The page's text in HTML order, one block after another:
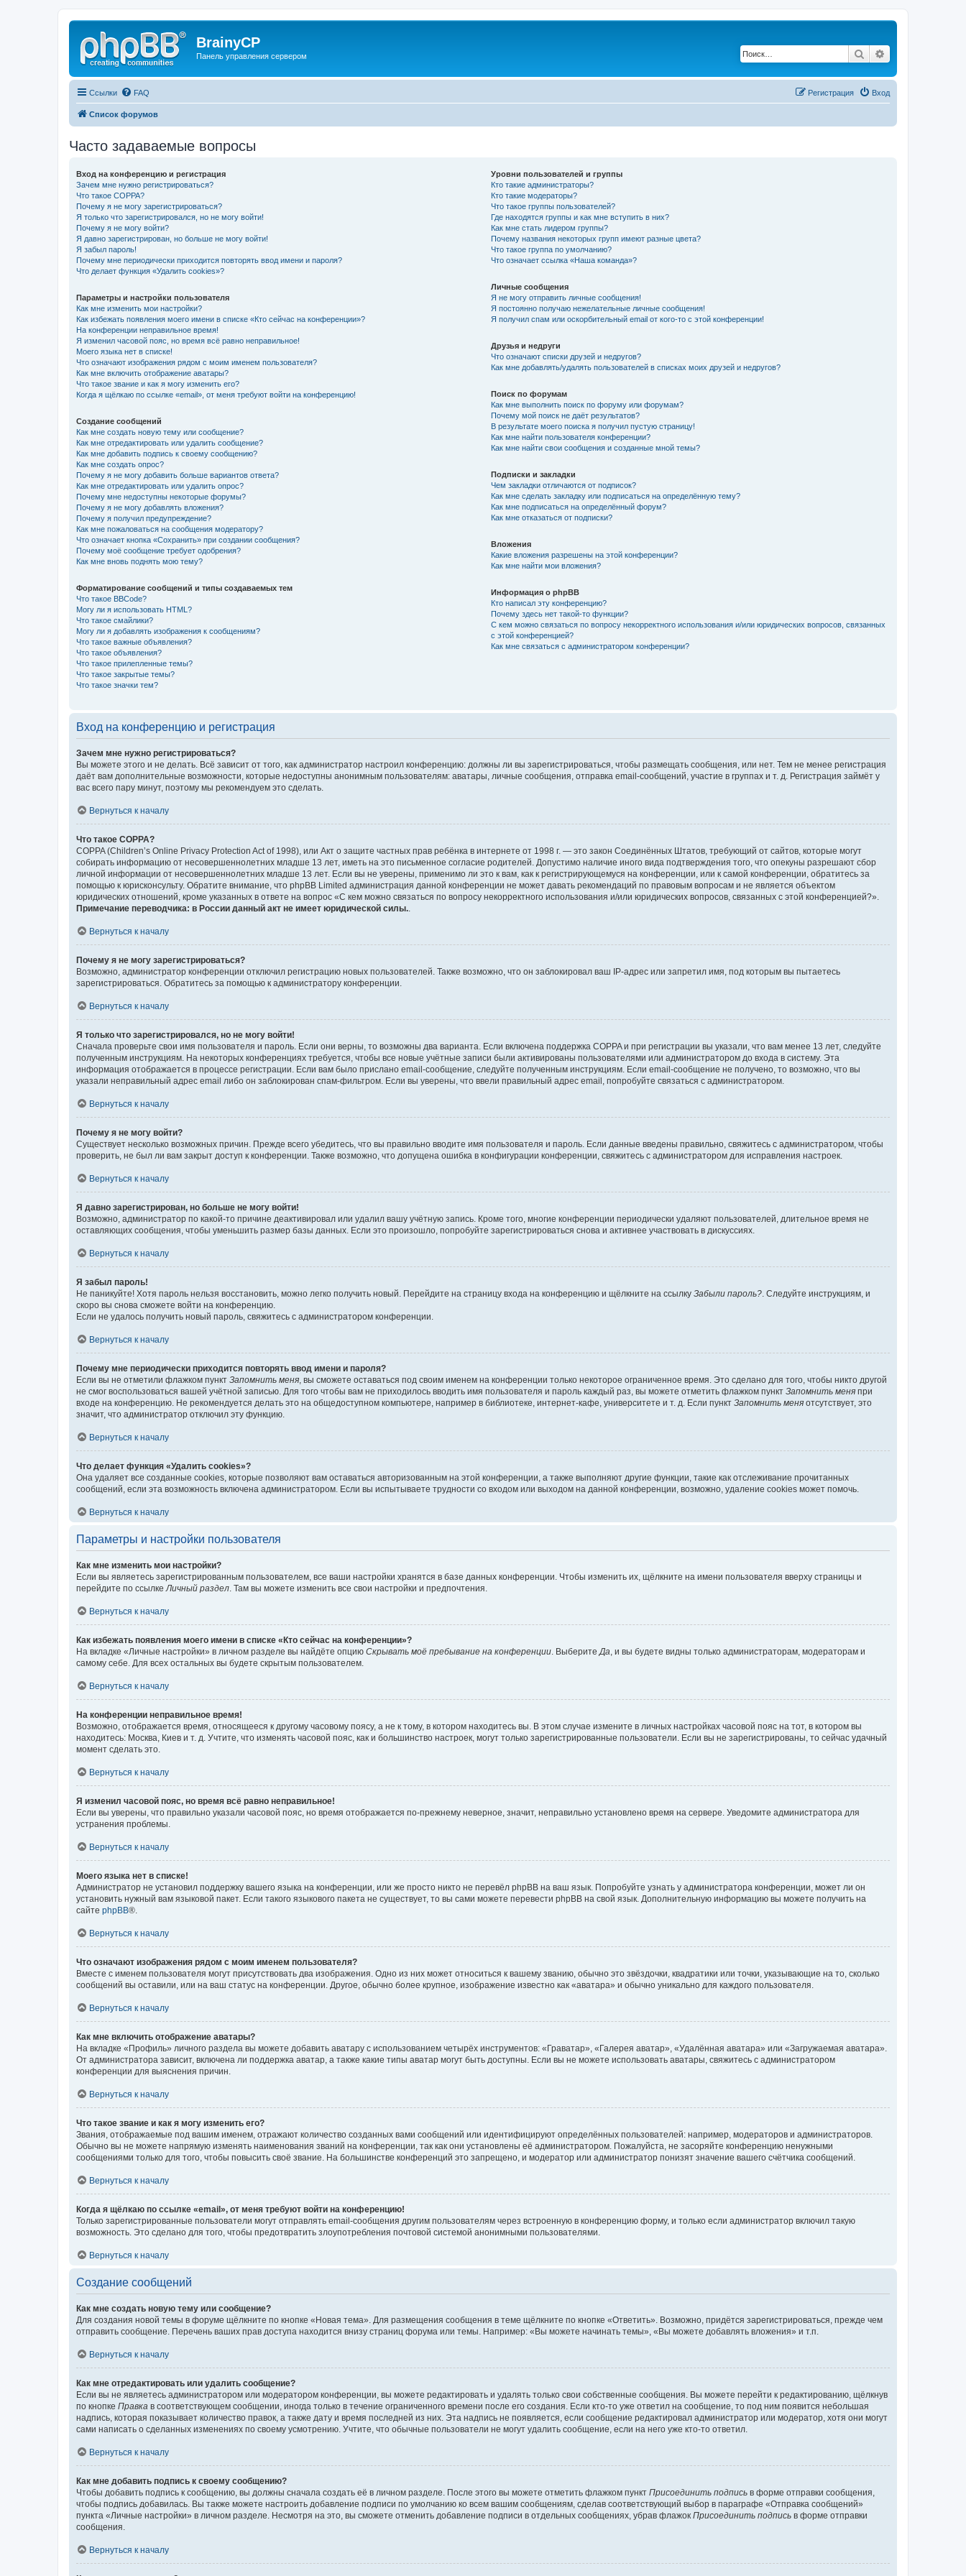
BrainyCP
Панель управления сервером Поиск
Ссылки FAQ Вход
Регистрация
Список форумов
Часто задаваемые вопросы
Вход на конференцию и регистрация
Зачем мне нужно регистрироваться?
Что такое COPPA?
Почему я не могу зарегистрироваться?
Я только что зарегистрировался, но не могу войти!
Почему я не могу войти?
Я давно зарегистрирован, но больше не могу войти!
Я забыл пароль!
Почему мне периодически приходится повторять ввод имени и пароля?
Что делает функция «Удалить cookies»?
Параметры и настройки пользователя
Как мне изменить мои настройки?
Как избежать появления моего имени в списке «Кто сейчас на конференции»?
На конференции неправильное время!
Я изменил часовой пояс, но время всё равно неправильное!
Моего языка нет в списке!
Что означают изображения рядом с моим именем пользователя?
Как мне включить отображение аватары?
Что такое звание и как я могу изменить его?
Когда я щёлкаю по ссылке «email», от меня требуют войти на конференцию!
Создание сообщений
Как мне создать новую тему или сообщение?
Как мне отредактировать или удалить сообщение?
Как мне добавить подпись к своему сообщению?
Как мне создать опрос?
Почему я не могу добавить больше вариантов ответа?
Как мне отредактировать или удалить опрос?
Почему мне недоступны некоторые форумы?
Почему я не могу добавлять вложения?
Почему я получил предупреждение?
Как мне пожаловаться на сообщения модератору?
Что означает кнопка «Сохранить» при создании сообщения?
Почему моё сообщение требует одобрения?
Как мне вновь поднять мою тему?
Форматирование сообщений и типы создаваемых тем
Что такое BBCode?
Могу ли я использовать HTML?
Что такое смайлики?
Могу ли я добавлять изображения к сообщениям?
Что такое важные объявления?
Что такое объявления?
Что такое прилепленные темы?
Что такое закрытые темы?
Что такое значки тем?
Уровни пользователей и группы
Кто такие администраторы?
Кто такие модераторы?
Что такое группы пользователей?
Где находятся группы и как мне вступить в них?
Как мне стать лидером группы?
Почему названия некоторых групп имеют разные цвета?
Что такое группа по умолчанию?
Что означает ссылка «Наша команда»?
Личные сообщения
Я не могу отправить личные сообщения!
Я постоянно получаю нежелательные личные сообщения!
Я получил спам или оскорбительный email от кого-то с этой конференции!
Друзья и недруги
Что означают списки друзей и недругов?
Как мне добавлять/удалять пользователей в списках моих друзей и недругов?
Поиск по форумам
Как мне выполнить поиск по форуму или форумам?
Почему мой поиск не даёт результатов?
В результате моего поиска я получил пустую страницу!
Как мне найти пользователя конференции?
Как мне найти свои сообщения и созданные мной темы?
Подписки и закладки
Чем закладки отличаются от подписок?
Как мне сделать закладку или подписаться на определённую тему?
Как мне подписаться на определённый форум?
Как мне отказаться от подписки?
Вложения
Какие вложения разрешены на этой конференции?
Как мне найти мои вложения?
Информация о phpBB
Кто написал эту конференцию?
Почему здесь нет такой-то функции?
С кем можно связаться по вопросу некорректного использования и/или юридических вопросов, связанных
с этой конференцией?
Как мне связаться с администратором конференции?
Вход на конференцию и регистрация
Зачем мне нужно регистрироваться?
Вы можете этого и не делать. Всё зависит от того, как администратор настроил конференцию: должны ли вы зарегистрироваться, чтобы размещать сообщения, или нет. Тем не менее регистрация
даёт вам дополнительные возможности, которые недоступны анонимным пользователям: аватары, личные сообщения, отправка email-сообщений, участие в группах и т. д. Регистрация займёт у
вас всего пару минут, поэтому мы рекомендуем это сделать.
Вернуться к началу
Что такое COPPA?
COPPA (Children’s Online Privacy Protection Act of 1998), или Акт о защите частных прав ребёнка в интернете от 1998 г. — это закон Соединённых Штатов, требующий от сайтов, которые могут
собирать информацию от несовершеннолетних младше 13 лет, иметь на это письменное согласие родителей. Допустимо наличие иного вида подтверждения того, что опекуны разрешают сбор
личной информации от несовершеннолетних младше 13 лет. Если вы не уверены, применимо ли это к вам, как к регистрирующемуся на конференции, или к самой конференции, обратитесь за
помощью к юрисконсульту. Обратите внимание, что phpBB Limited администрация данной конференции не может давать рекомендаций по правовым вопросам и не является объектом
юридических отношений, кроме указанных в ответе на вопрос «С кем можно связаться по вопросу некорректного использования и/или юридических вопросов, связанных с этой конференцией?».
Примечание переводчика: в России данный акт не имеет юридической силы.
Вернуться к началу
Почему я не могу зарегистрироваться?
Возможно, администратор конференции отключил регистрацию новых пользователей. Также возможно, что он заблокировал ваш IP-адрес или запретил имя, под которым вы пытаетесь
зарегистрироваться. Обратитесь за помощью к администратору конференции.
Вернуться к началу
Я только что зарегистрировался, но не могу войти!
Сначала проверьте свои имя пользователя и пароль. Если они верны, то возможны два варианта. Если включена поддержка COPPA и при регистрации вы указали, что вам менее 13 лет, следуйте
полученным инструкциям. На некоторых конференциях требуется, чтобы все новые учётные записи были активированы пользователями или администратором до входа в систему. Эта
информация отображается в процессе регистрации. Если вам было прислано email-сообщение, следуйте полученным инструкциям. Если email-сообщение не получено, то возможно, что вы
указали неправильный адрес email либо он заблокирован спам-фильтром. Если вы уверены, что ввели правильный адрес email, попробуйте связаться с администратором.
Вернуться к началу
Почему я не могу войти?
Существует несколько возможных причин. Прежде всего убедитесь, что вы правильно вводите имя пользователя и пароль. Если данные введены правильно, свяжитесь с администратором, чтобы
проверить, не был ли вам закрыт доступ к конференции. Также возможно, что допущена ошибка в конфигурации конференции, свяжитесь с администратором для исправления настроек.
Вернуться к началу
Я давно зарегистрирован, но больше не могу войти!
Возможно, администратор по какой-то причине деактивировал или удалил вашу учётную запись. Кроме того, многие конференции периодически удаляют пользователей, длительное время не
оставляющих сообщения, чтобы уменьшить размер базы данных. Если это произошло, попробуйте зарегистрироваться снова и активнее участвовать в дискуссиях.
Вернуться к началу
Я забыл пароль!
Не паникуйте! Хотя пароль нельзя восстановить, можно легко получить новый. Перейдите на страницу входа на конференцию и щёлкните на ссылку Забыли пароль? . Следуйте инструкциям, и
скоро вы снова сможете войти на конференцию.
Если не удалось получить новый пароль, свяжитесь с администратором конференции.
Вернуться к началу
Почему мне периодически приходится повторять ввод имени и пароля?
Если вы не отметили флажком пункт Запомнить меня , вы сможете оставаться под своим именем на конференции только некоторое ограниченное время. Это сделано для того, чтобы никто другой
не смог воспользоваться вашей учётной записью. Для того чтобы вам не приходилось вводить имя пользователя и пароль каждый раз, вы можете отметить флажком пункт Запомнить меня при
входе на конференцию. Не рекомендуется делать это на общедоступном компьютере, например в библиотеке, интернет-кафе, университете и т. д. Если пункт Запомнить меня отсутствует, это
значит, что администратор отключил эту функцию.
Вернуться к началу
Что делает функция «Удалить cookies»?
Она удаляет все созданные cookies, которые позволяют вам оставаться авторизованным на этой конференции, а также выполняют другие функции, такие как отслеживание прочитанных
сообщений, если эта возможность включена администратором. Если вы испытываете трудности со входом или выходом на данной конференции, возможно, удаление cookies может помочь.
Вернуться к началу
Параметры и настройки пользователя
Как мне изменить мои настройки?
Если вы являетесь зарегистрированным пользователем, все ваши настройки хранятся в базе данных конференции. Чтобы изменить их, щёлкните на имени пользователя вверху страницы и
перейдите по ссылке Личный раздел . Там вы можете изменить все свои настройки и предпочтения.
Вернуться к началу
Как избежать появления моего имени в списке «Кто сейчас на конференции»?
На вкладке «Личные настройки» в личном разделе вы найдёте опцию Скрывать моё пребывание на конференции . Выберите Да , и вы будете видны только администраторам, модераторам и
самому себе. Для всех остальных вы будете скрытым пользователем.
Вернуться к началу
На конференции неправильное время!
Возможно, отображается время, относящееся к другому часовому поясу, а не к тому, в котором находитесь вы. В этом случае измените в личных настройках часовой пояс на тот, в котором вы
находитесь: Москва, Киев и т. д. Учтите, что изменять часовой пояс, как и большинство настроек, могут только зарегистрированные пользователи. Если вы не зарегистрированы, то сейчас удачный
момент сделать это.
Вернуться к началу
Я изменил часовой пояс, но время всё равно неправильное!
Если вы уверены, что правильно указали часовой пояс, но время отображается по-прежнему неверное, значит, неправильно установлено время на сервере. Уведомите администратора для
устранения проблемы.
Вернуться к началу
Моего языка нет в списке!
Администратор не установил поддержку вашего языка на конференции, или же просто никто не перевёл phpBB на ваш язык. Попробуйте узнать у администратора конференции, может ли он
установить нужный вам языковой пакет. Если такого языкового пакета не существует, то вы сами можете перевести phpBB на свой язык. Дополнительную информацию вы можете получить на
сайте phpBB®.
Вернуться к началу
Что означают изображения рядом с моим именем пользователя?
Вместе с именем пользователя могут присутствовать два изображения. Одно из них может относиться к вашему званию, обычно это звёздочки, квадратики или точки, указывающие на то, сколько
сообщений вы оставили, или на ваш статус на конференции. Другое, обычно более крупное, изображение известно как «аватара» и обычно уникально для каждого пользователя.
Вернуться к началу
Как мне включить отображение аватары?
На вкладке «Профиль» личного раздела вы можете добавить аватару с использованием четырёх инструментов: «Граватар», «Галерея аватар», «Удалённая аватара» или «Загружаемая аватара».
От администратора зависит, включена ли поддержка аватар, а также какие типы аватар могут быть доступны. Если вы не можете использовать аватары, свяжитесь с администратором
конференции для выяснения причин.
Вернуться к началу
Что такое звание и как я могу изменить его?
Звания, отображаемые под вашим именем, отражают количество созданных вами сообщений или идентифицируют определённых пользователей: например, модераторов и администраторов.
Обычно вы не можете напрямую изменять наименования званий на конференции, так как они установлены её администратором. Пожалуйста, не засоряйте конференцию ненужными
сообщениями только для того, чтобы повысить своё звание. На большинстве конференций это запрещено, и модератор или администратор понизят значение вашего счётчика сообщений.
Вернуться к началу
Когда я щёлкаю по ссылке «email», от меня требуют войти на конференцию!
Только зарегистрированные пользователи могут отправлять email-сообщения другим пользователям через встроенную в конференцию форму, и только если администратор включил такую
возможность. Это сделано для того, чтобы предотвратить злоупотребления почтовой системой анонимными пользователями.
Вернуться к началу
Создание сообщений
Как мне создать новую тему или сообщение?
Для создания новой темы в форуме щёлкните по кнопке «Новая тема». Для размещения сообщения в теме щёлкните по кнопке «Ответить». Возможно, придётся зарегистрироваться, прежде чем
отправить сообщение. Перечень ваших прав доступа находится внизу страниц форума или темы. Например: «Вы можете начинать темы», «Вы можете добавлять вложения» и т.п.
Вернуться к началу
Как мне отредактировать или удалить сообщение?
Если вы не являетесь администратором или модератором конференции, вы можете редактировать и удалять только свои собственные сообщения. Вы можете перейти к редактированию, щёлкнув
по кнопке Правка в соответствующем сообщении, иногда только в течение ограниченного времени после его создания. Если кто-то уже ответил на сообщение, то под ним появится небольшая
надпись, которая показывает количество правок, а также дату и время последней из них. Эта надпись не появляется, если сообщение редактировал администратор или модератор, хотя они могут
сами написать о сделанных изменениях по своему усмотрению. Учтите, что обычные пользователи не могут удалить сообщение, если на него уже кто-то ответил.
Вернуться к началу
Как мне добавить подпись к своему сообщению?
Чтобы добавить подпись к сообщению, вы должны сначала создать её в личном разделе. После этого вы можете отметить флажком пункт Присоединить подпись в форме отправки сообщения,
чтобы подпись добавилась. Вы также можете настроить добавление подписи по умолчанию ко всем вашим сообщениям, сделав соответствующий выбор в параграфе «Отправка сообщений»
пункта «Личные настройки» в личном разделе. Несмотря на это, вы сможете отменить добавление подписи в отдельных сообщениях, убрав флажок Присоединить подпись в форме отправки
сообщения.
Вернуться к началу